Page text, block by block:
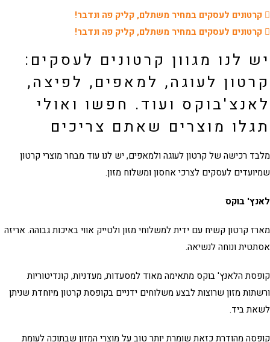
לעסקים במחיר משתלם, קליק פה ונדבר!
לעסקים במחיר משתלם, קליק פה ונדבר!
לנו מגוון קרטונים לעסקים:
לעוגה, למאפים, לפיצה,
ועוד. חפשו ואולי
מוצרים שאתם צריכים
רכישה שלקרטון לעוגהולמאפים, יש לנו עוד מבחר מוצרי קרטון
לעסקים לצרכי אחסון ומשלוח מזון.
בוקס
קרטון קשיח עם ידית למשלוחי מזון ולטייק אווי באיכות גבוהה. אריזה
ונוחה לנשיאה.
הלאנץ' בוקס מתאימה מאוד למסעדות, מעדניות, קונדיטוריות
מזון שרוצות לבצע משלוחים ידניים בקופסת קרטון מיוחדת שניתן
ביד.
מהודרת כזאת שומרת יותר טוב על מוצרי המזון שבתוכה לעומת